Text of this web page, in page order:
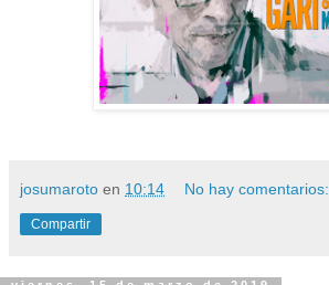
josumaroto en 10:14 No hay comentarios:
Compartir